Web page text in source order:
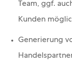
Team, ggf.
Kunden
Generierung